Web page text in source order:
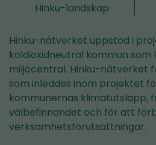
Hinku-landskap
Hinku-nätverket uppstod i
koldioxidneutral kommun som
miljöcentral. Hinku-nätverket
som inleddes inom projektet
kommunernas klimatutsläpp,
välbefinnandet och för att
verksamhetsförutsättningar.